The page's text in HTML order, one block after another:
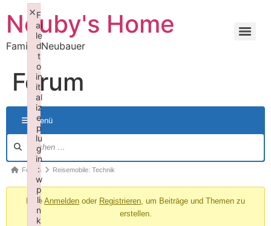
Neuby's Home
Familie Neubauer
Forum
Menü
Forum Reisemobile: Technik
Bitte Anmelden oder Registrieren, um Beiträge und Themen zu
erstellen.
F
ai
le
d
t
o
in
iti
al
iz
e
p
lu
g
in
:
w
p
li
n
k
×